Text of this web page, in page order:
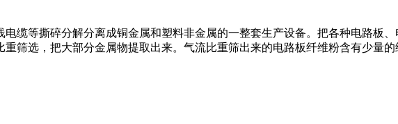
缆等撕碎分解分离成铜金属和塑料非金属的一整套生产设备。把各种电路板
筛选，把大部分金属物提取出来。气流比重筛出来的电路板纤维粉含有少量